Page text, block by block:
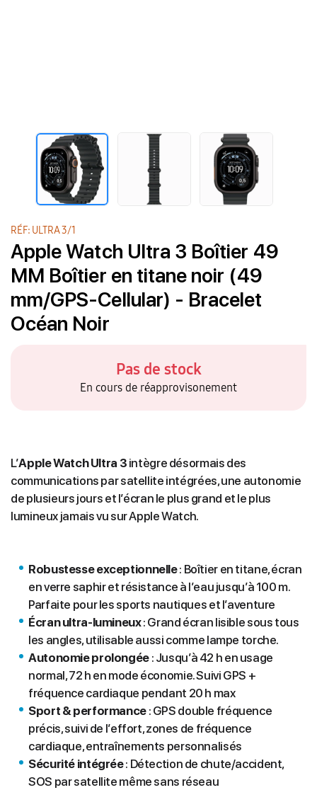
RÉF: ULTRA 3/1
Apple Watch Ultra 3 Boîtier 49
MM Boîtier en titane noir (49
mm/GPS-Cellular) - Bracelet
Océan Noir
Pas de stock
En cours de réapprovisonement
L’Apple Watch Ultra 3 intègre désormais des
communications par satellite intégrées, une autonomie
de plusieurs jours et l’écran le plus grand et le plus
lumineux jamais vu sur Apple Watch.
Robustesse exceptionnelle: Boîtier en titane, écran
en verre saphir et résistance à l’eau jusqu’à 100 m.
Parfaite pour les sports nautiques et l’aventure
Écran ultra-lumineux: Grand écran lisible sous tous
les angles, utilisable aussi comme lampe torche.
Autonomie prolongée : Jusqu’à 42 h en usage
normal, 72 h en mode économie. Suivi GPS +
fréquence cardiaque pendant 20 h max
Sport & performance : GPS double fréquence
précis, suivi de l’effort, zones de fréquence
cardiaque, entraînements personnalisés
Sécurité intégrée: Détection de chute/accident,
SOS par satellite même sans réseau